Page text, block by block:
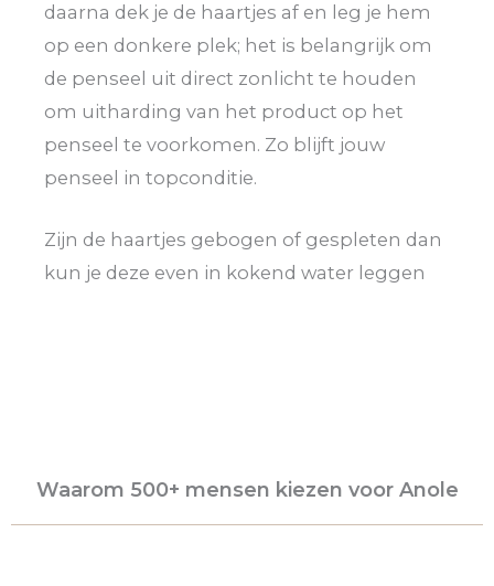
daarna dek je de haartjes af en leg je hem
op een donkere plek; het is belangrijk om
de penseel uit direct zonlicht te houden
om uitharding van het product op het
penseel te voorkomen. Zo blijft jouw
penseel in topconditie.
Zijn de haartjes gebogen of gespleten dan
kun je deze even in kokend water leggen
Waarom 500+ mensen kiezen voor Anole